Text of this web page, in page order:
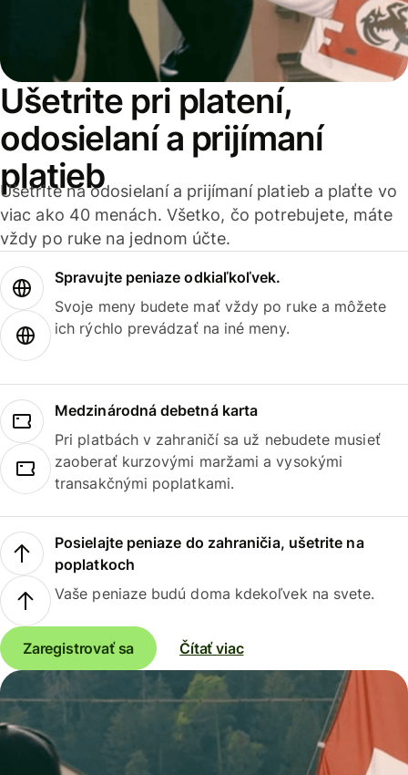
Ušetrite pri platení,
odosielaní a prijímaní
platieb
Ušetrite na odosielaní a prijímaní platieb a plaťte vo
viac ako 40 menách. Všetko, čo potrebujete, máte
vždy po ruke na jednom účte.
Spravujte peniaze odkiaľkoľvek.
Svoje meny budete mať vždy po ruke a môžete
ich rýchlo prevádzať na iné meny.
Medzinárodná debetná karta
Pri platbách v zahraničí sa už nebudete musieť
zaoberať kurzovými maržami a vysokými
transakčnými poplatkami.
Posielajte peniaze do zahraničia, ušetrite na
poplatkoch
Vaše peniaze budú doma kdekoľvek na svete.
Zaregistrovať sa Čítať viac